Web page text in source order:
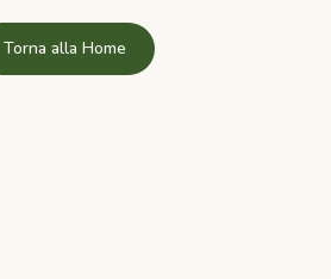
Torna alla Home